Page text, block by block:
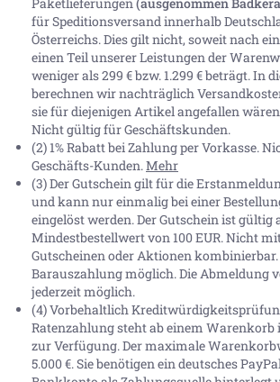
Paketlieferungen(ausgenommen
für Speditionsversand innerhalb
Österreichs. Dies gilt nicht, soweit nach
einen Teil unserer Leistungen der
weniger als 299 € bzw. 1.299 € beträgt. In
berechnen wir nachträglich
sie für diejenigen Artikel angefallen
Nicht gültig für Geschäftskunden.
(2) 1% Rabatt bei Zahlung per Vorkasse.
Geschäfts-Kunden.Mehr
(3) Der Gutschein gilt für die
und kann nur einmalig bei einer
eingelöst werden. Der Gutschein ist gültig
Mindestbestellwert von 100 EUR. Nicht
Gutscheinen oder Aktionen kombinierbar.
Barauszahlung möglich. Die Abmeldung
jederzeit möglich.
(4) Vorbehaltlich
Ratenzahlung steht ab einem Warenkorb
zur Verfügung. Der maximale
5.000 €. Sie benötigen ein deutsches